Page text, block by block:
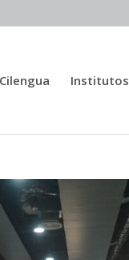
Cilengua Institutos